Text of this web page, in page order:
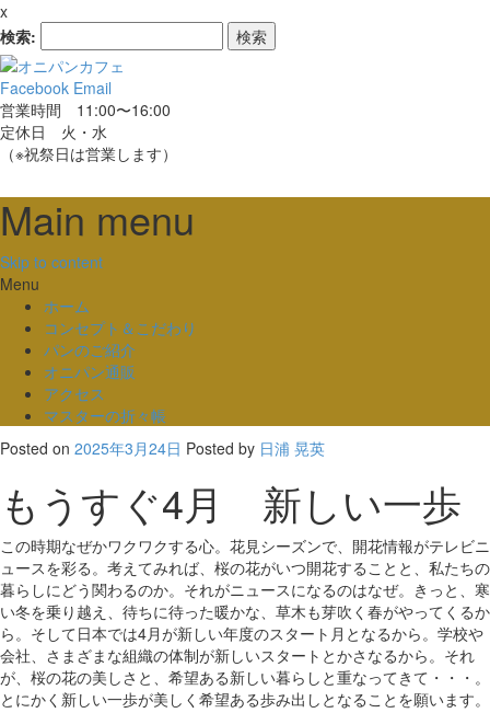
x
検索:
Facebook Email
営業時間 11:00〜16:00
定休日 火・水
（※祝祭日は営業します）
Main menu
Skip to content
Menu
ホーム
コンセプト＆こだわり
パンのご紹介
オニパン通販
アクセス
マスターの折々帳
Posted on 2025年3月24日 Posted by 日浦 晃英
もうすぐ4月 新しい一歩
この時期なぜかワクワクする心。花見シーズンで、開花情報がテレビニ
ュースを彩る。考えてみれば、桜の花がいつ開花することと、私たちの
暮らしにどう関わるのか。それがニュースになるのはなぜ。きっと、寒
い冬を乗り越え、待ちに待った暖かな、草木も芽吹く春がやってくるか
ら。そして日本では4月が新しい年度のスタート月となるから。学校や
会社、さまざまな組織の体制が新しいスタートとかさなるから。それ
が、桜の花の美しさと、希望ある新しい暮らしと重なってきて・・・。
とにかく新しい一歩が美しく希望ある歩み出しとなることを願います。